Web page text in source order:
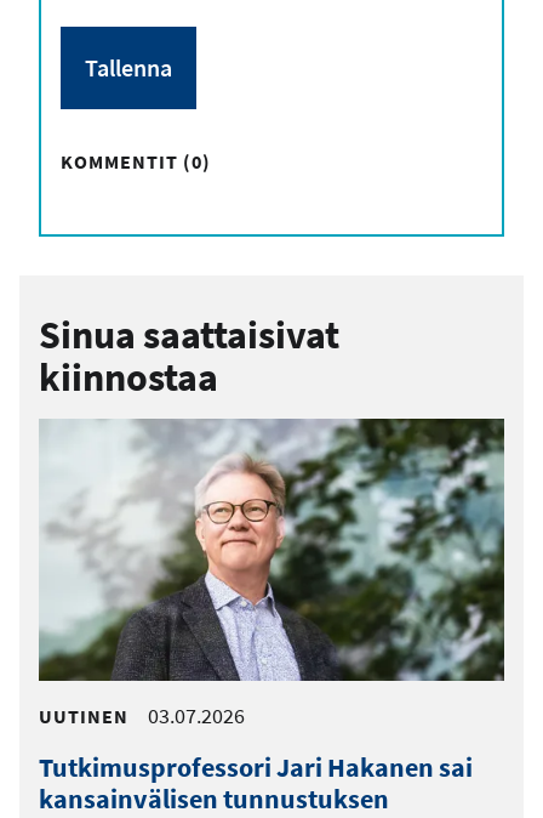
KOMMENTIT (0)
Sinua saattaisivat
kiinnostaa
UUTINEN 03.07.2026
Tutkimusprofessori Jari Hakanen sai
kansainvälisen tunnustuksen